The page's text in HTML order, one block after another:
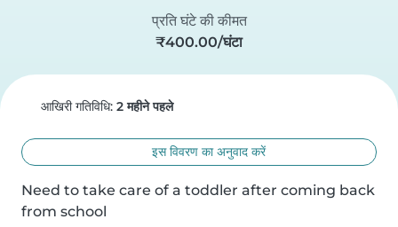
प्रति घंटे की कीमत
₹400.00/घंटा
आखिरी गतिविधि: 2 महीने पहले
इस विवरण का अनुवाद करें
Need to take care of a toddler after coming back
from school